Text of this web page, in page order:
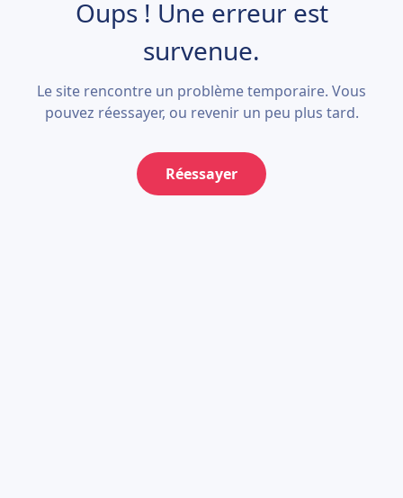
Oups ! Une erreur est
survenue.
Le site rencontre un problème temporaire. Vous
pouvez réessayer, ou revenir un peu plus tard.
Réessayer